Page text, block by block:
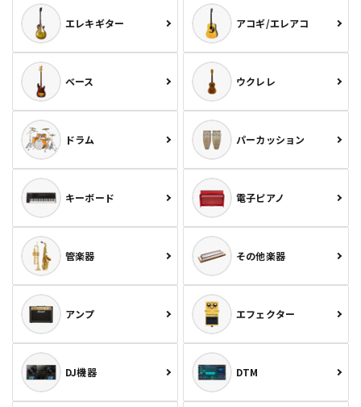
エレキギター アコギ/エレアコ
ベース ウクレレ
ドラム パーカッション
キーボード 電子ピアノ
管楽器 その他楽器
アンプ エフェクター
DJ機器 DTM